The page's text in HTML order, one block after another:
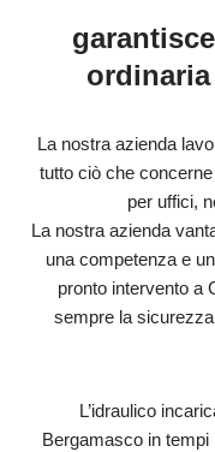
La nostra azienda
tutto ciò che
per uffici,
La nostra azienda
una competenza e
pronto intervento a
sempre la
L’idraulico
Bergamasco in